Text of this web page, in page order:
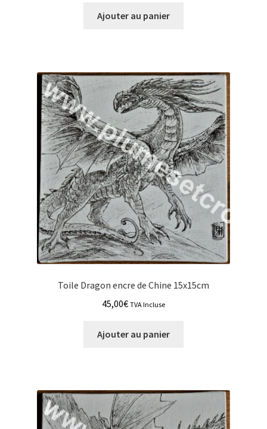
Ajouter au panier
Toile Dragon encre de Chine 15x15cm
45,00€ TVA Incluse
Ajouter au panier